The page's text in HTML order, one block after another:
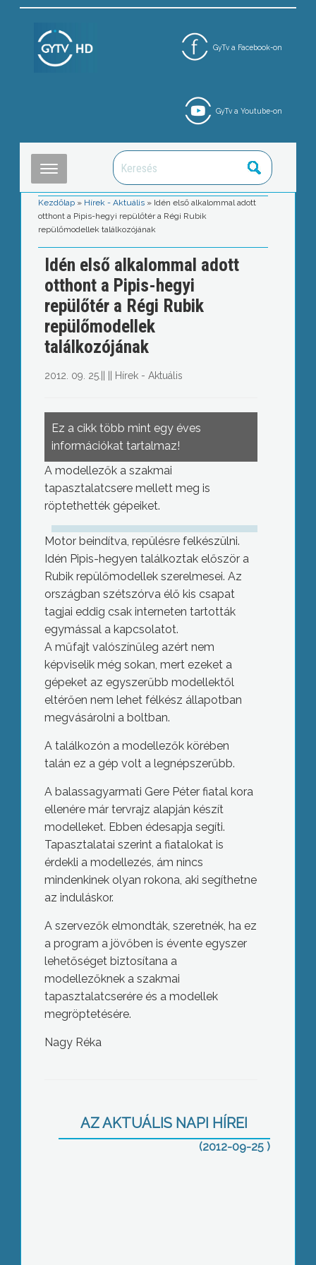
GyTv a Facebook-on
GyTv a Youtube-on
Kezdőlap » Hírek - Aktuális » Idén első alkalommal adott
otthont a Pipis-hegyi repülőtér a Régi Rubik
repülőmodellek találkozójának
Idén első alkalommal adott
otthont a Pipis-hegyi
repülőtér a Régi Rubik
repülőmodellek
találkozójának
2012. 09. 25. Hírek - Aktuális
Ez a cikk több mint egy éves
információkat tartalmaz!
A modellezők a szakmai
tapasztalatcsere mellett meg is
röptethették gépeiket.
Motor beindítva, repülésre felkészülni.
Idén Pipis-hegyen találkoztak először a
Rubik repülőmodellek szerelmesei. Az
országban szétszórva élő kis csapat
tagjai eddig csak interneten tartották
egymással a kapcsolatot.
A műfajt valószínűleg azért nem
képviselik még sokan, mert ezeket a
gépeket az egyszerűbb modellektől
eltérően nem lehet félkész állapotban
megvásárolni a boltban.
A találkozón a modellezők körében
talán ez a gép volt a legnépszerűbb.
A balassagyarmati Gere Péter fiatal kora
ellenére már tervrajz alapján készít
modelleket. Ebben édesapja segíti.
Tapasztalatai szerint a fiatalokat is
érdekli a modellezés, ám nincs
mindenkinek olyan rokona, aki segíthetne
az induláskor.
A szervezők elmondták, szeretnék, ha ez
a program a jövőben is évente egyszer
lehetőséget biztosítana a
modellezőknek a szakmai
tapasztalatcserére és a modellek
megröptetésére.
Nagy Réka
AZ AKTUÁLIS NAPI HÍREI
(2012-09-25 )
az előzetes tárgyalások szerint